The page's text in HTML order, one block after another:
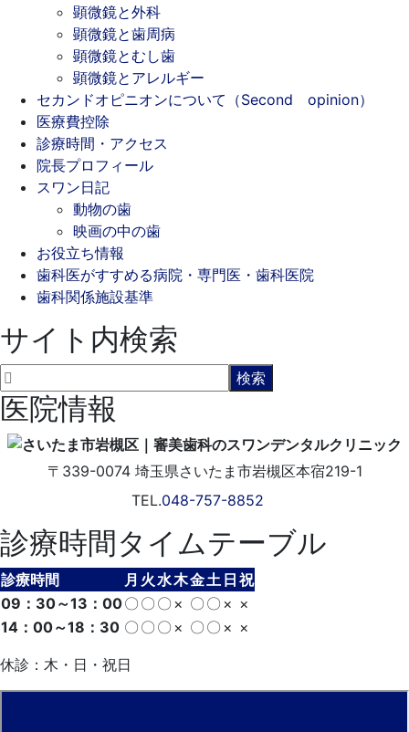
顕微鏡と外科
顕微鏡と歯周病
顕微鏡とむし歯
顕微鏡とアレルギー
セカンドオピニオンについて（Second opinion）
医療費控除
診療時間・アクセス
院長プロフィール
スワン日記
動物の歯
映画の中の歯
お役立ち情報
歯科医がすすめる病院・専門医・歯科医院
歯科関係施設基準
サイト内検索
医院情報
〒339-0074 埼玉県さいたま市岩槻区本宿219-1
TEL.048-757-8852
診療時間タイムテーブル
診療時間 月 火 水木金土 日 祝
09：30～13：00〇 〇 〇 × 〇 〇 × ×
14：00～18：30 〇 〇 〇 × 〇 〇 × ×
休診：木・日・祝日